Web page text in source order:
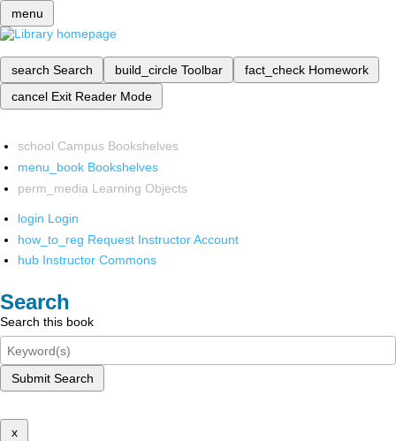
menu
search Search build_circle Toolbar fact_check Homework
cancel Exit Reader Mode
school Campus Bookshelves
menu_book Bookshelves
perm_media Learning Objects
login Login
how_to_reg Request Instructor Account
hub Instructor Commons
Search
Search this book
Submit Search
x